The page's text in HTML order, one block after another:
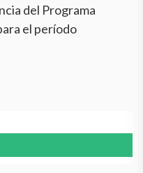
del Programa
el período